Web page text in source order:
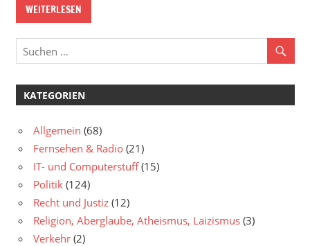
WEITERLESEN
KATEGORIEN
Allgemein (68)
Fernsehen & Radio (21)
IT- und Computerstuff(15)
Politik (124)
Recht und Justiz (12)
Religion, Aberglaube, Atheismus, Laizismus (3)
Verkehr (2)